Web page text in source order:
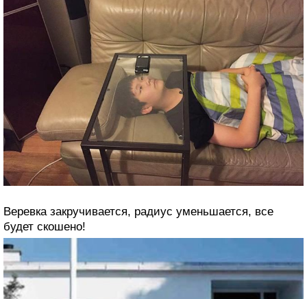
Веревка закручивается, радиус уменьшается, все
будет скошено!